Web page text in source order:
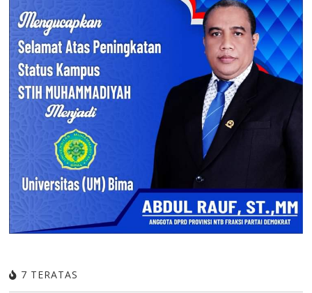
7 TERATAS